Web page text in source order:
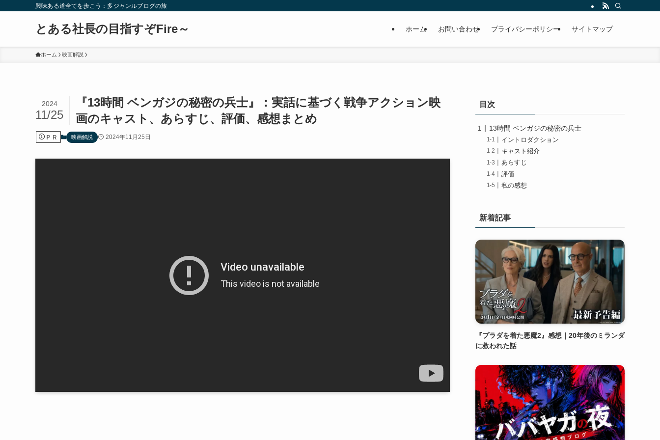
興味ある道全てを歩こう：多ジャンルブログの旅
とある社長の目指すぞFire～ ホーム お問い合わせ プライバシーポリシー サイトマップ
ホーム 映画解説
『13時間 ベンガジの秘密の兵士』：実話に基づく戦争アクション映
画のキャスト、あらすじ、評価、感想まとめ
2024
11/25
ＰＲ 映画解説 2024年11月25日
目次
13時間 ベンガジの秘密の兵士
イントロダクション
キャスト紹介
あらすじ
評価
私の感想
新着記事
『プラダを着た悪魔2』感想｜20年後のミランダ
に救われた話